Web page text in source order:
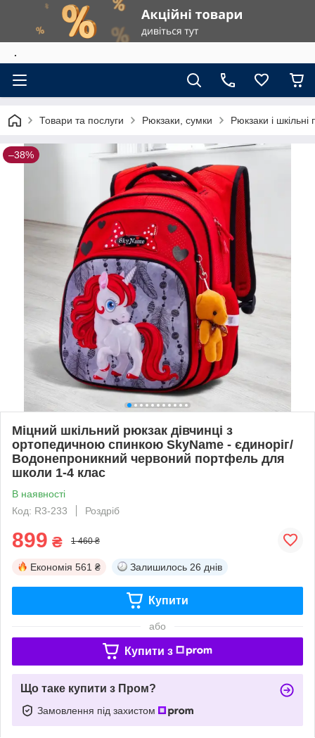
.
Товари та послуги Рюкзаки, сумки Рюкзаки і шкільні
–38%
Міцний шкільний рюкзак дівчинці з
ортопедичною спинкою SkyName - єдиноріг/
Водонепроникний червоний портфель для
школи 1-4 клас
В наявності
Код: R3-233
Роздріб
899 ₴ 1 460 ₴
Економія 561 ₴ Залишилось 26 днів
Купити
або
Купити з
Що таке купити з Пром?
Замовлення під захистом